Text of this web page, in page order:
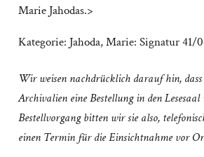
Marie Jahodas.>
Kategorie: Jahoda, Marie: Signatur 41/
Wir weisen nachdrücklich darauf hin, dass
Archivalien eine Bestellung in den
Bestellvorgang bitten wir sie also,
einen Termin für die Einsichtnahme vor